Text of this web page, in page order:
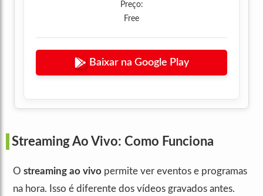
Preço:
Free
Baixar na Google Play
Streaming Ao Vivo: Como Funciona
O streaming ao vivo permite ver eventos e programas
na hora. Isso é diferente dos vídeos gravados antes.